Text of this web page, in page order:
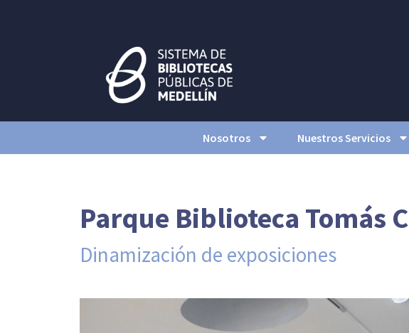
Nosotros Nuestros Servicios
Parque Biblioteca Tomás
Dinamización de exposiciones